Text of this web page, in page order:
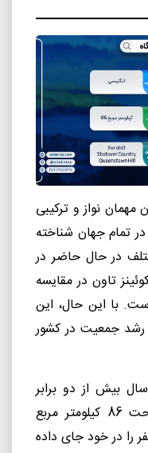
مهمان نواز و ترکیبی
تمام جهان شناخته
40 ملیت مختلف در حال حاضر در
تاون در مقایسه
با این حال، این
رشد جمعیت در کشور
جمعیت کوئینز تاون تنها در 25 سال بیش از دو برابر
شده است. این شهر دارای مساحت 86 کیلومتر مربع
که جمعیتی بالغ بر 27700 نفر را در خود جای داده